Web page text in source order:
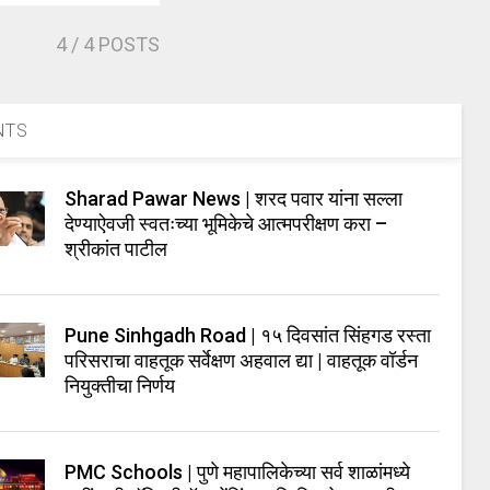
4/ 4 POSTS
Sharad Pawar News | शरद पवार यांना सल्ला
देण्याऐवजी स्वतःच्या भूमिकेचे आत्मपरीक्षण करा –
श्रीकांत पाटील
Pune Sinhgadh Road | १५ दिवसांत सिंहगड रस्ता
परिसराचा वाहतूक सर्वेक्षण अहवाल द्या | वाहतूक वॉर्डन
नियुक्तीचा निर्णय
PMC Schools | पुणे महापालिकेच्या सर्व शाळांमध्ये